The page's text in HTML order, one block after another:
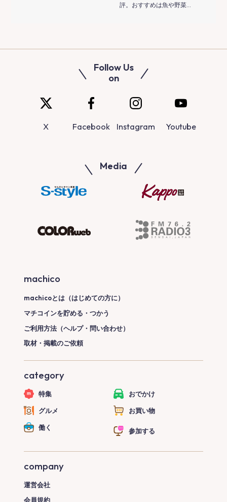
評。おすすめは魚や野菜…
Follow Us
on
X Facebook Instagram Youtube
Media
machico
machicoとは（はじめての方に）
マチコインを貯める・つかう
ご利用方法（ヘルプ・問い合わせ）
取材・掲載のご依頼
category
特集 おでかけ
グルメ お買い物
働く 参加する
company
運営会社
会員規約